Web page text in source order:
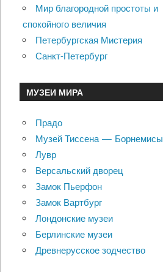
Мир благородной простоты и
спокойного величия
Петербургская Мистерия
Санкт-Петербург
МУЗЕИ МИРА
Прадо
Музей Тиссена — Борнемисы
Лувр
Версальский дворец
Замок Пьерфон
Замок Вартбург
Лондонские музеи
Берлинские музеи
Древнерусское зодчество